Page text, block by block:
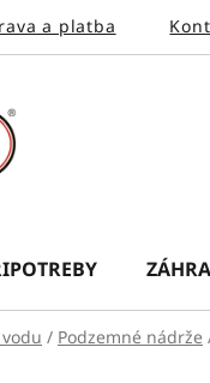
a platba
/ Podzemné nádrže